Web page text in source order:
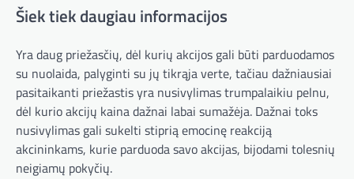
Šiek tiek daugiau informacijos
Yra daug priežasčių, dėl kurių akcijos gali būti parduodamos
su nuolaida, palyginti su jų tikrąja verte, tačiau dažniausiai
pasitaikanti priežastis yra nusivylimas trumpalaikiu pelnu,
dėl kurio akcijų kaina dažnai labai sumažėja. Dažnai toks
nusivylimas gali sukelti stiprią emocinę reakciją
akcininkams, kurie parduoda savo akcijas, bijodami tolesnių
neigiamų pokyčių.